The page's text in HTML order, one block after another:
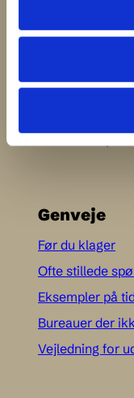
DK-1467
Genveje
Før du klager
Ofte stillede
Eksempler på
Bureauer der
Vejledning for